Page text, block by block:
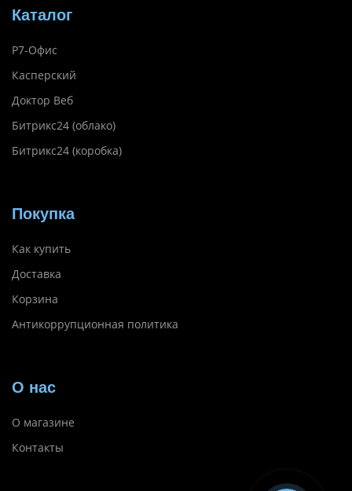
Каталог
Р7-Офис
Касперский
Доктор Веб
Битрикс24 (облако)
Битрикс24 (коробка)
Покупка
Как купить
Доставка
Корзина
Антикоррупционная политика
О нас
О магазине
Контакты